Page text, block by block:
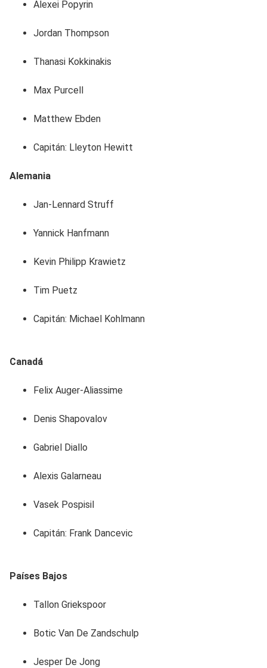
Alexei Popyrin
Jordan Thompson
Thanasi Kokkinakis
Max Purcell
Matthew Ebden
Capitán: Lleyton Hewitt
Alemania
Jan-Lennard Struff
Yannick Hanfmann
Kevin Philipp Krawietz
Tim Puetz
Capitán: Michael Kohlmann
Canadá
Felix Auger-Aliassime
Denis Shapovalov
Gabriel Diallo
Alexis Galarneau
Vasek Pospisil
Capitán: Frank Dancevic
Países Bajos
Tallon Griekspoor
Botic Van De Zandschulp
Jesper De Jong